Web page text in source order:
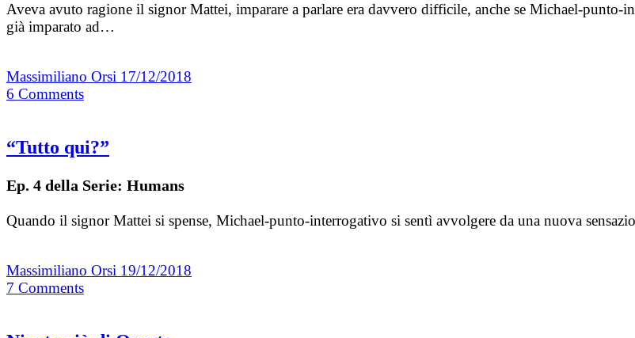
Aveva avuto ragione il signor Mattei, imparare a parlare era davvero difficile, anche se Michael-
già imparato ad…
Massimiliano Orsi 17/12/2018
6 Comments
“Tutto qui?”
Ep. 4 della Serie: Humans
Quando il signor Mattei si spense, Michael-punto-interrogativo si sentì avvolgere da una nuova
Massimiliano Orsi 19/12/2018
7 Comments